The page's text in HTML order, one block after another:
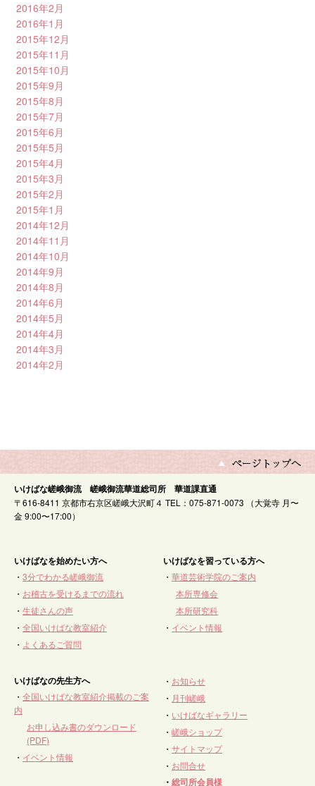
2016年2月
2016年1月
2015年12月
2015年11月
2015年10月
2015年9月
2015年8月
2015年7月
2015年6月
2015年5月
2015年4月
2015年3月
2015年2月
2015年1月
2014年12月
2014年11月
2014年10月
2014年9月
2014年8月
2014年6月
2014年5月
2014年4月
2014年3月
2014年2月
いけばな嵯峨御流 嵯峨御流華道総司所 華道課直通
〒616-8411 京都市右京区嵯峨大沢町４ TEL：075-871-0073 （大覚寺 月〜
金 9:00〜17:00）
いけばなを始めたい方へ
・ 3分でわかる嵯峨御流
・ お稽古を受けるまでの流れ
・ 生徒さんの声
・ 全国いけばな教室紹介
・ よくあるご質問
いけばなを習っている方へ
・華道芸術学院のご案内
本所専修会
本所研究科
・ イベント情報
いけばなの先生方へ
・ 全国いけばな教室紹介掲載のご案
内
お申し込み書のダウンロード
(PDF)
・ イベント情報
・ お知らせ
・ 月刊嵯峨
・ いけばなギャラリー
・嵯峨ショップ
・サイトマップ
・ お問合せ
・総司所会員様